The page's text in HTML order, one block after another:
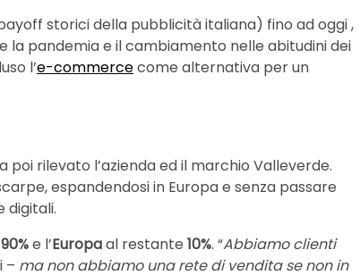
storici della pubblicità italiana) fino ad oggi ,
la pandemia e il cambiamento nelle abitudini dei
l’e-commercecome alternativa per un
poi rilevato l’azienda ed il marchio Valleverde.
espandendosi in Europa e senza passare
digitali.
90%e l’Europaal restante 10%. “Abbiamo clienti
– ma non abbiamo una rete di vendita se non in